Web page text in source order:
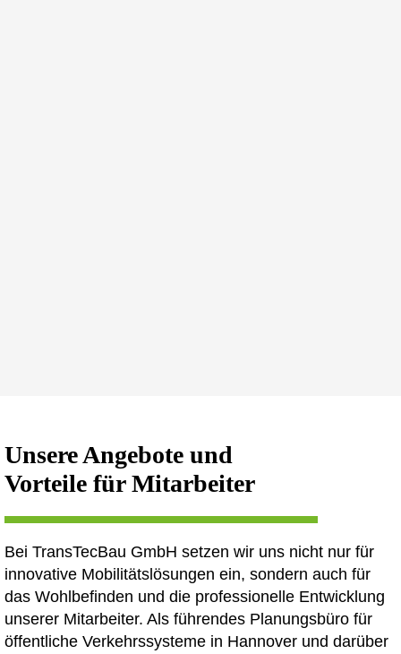
Unsere Angebote und
Vorteile für Mitarbeiter
Bei TransTecBau GmbH setzen wir uns nicht nur für
innovative Mobilitätslösungen ein, sondern auch für
das Wohlbefinden und die professionelle Entwicklung
unserer Mitarbeiter. Als führendes Planungsbüro für
öffentliche Verkehrssysteme in Hannover und darüber